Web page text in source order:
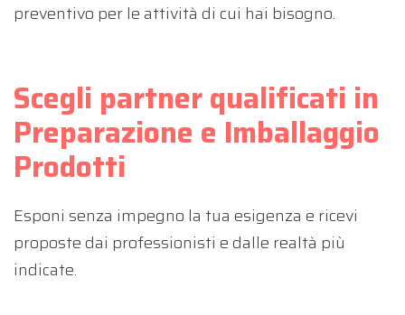
preventivo per le attività di cui hai bisogno.
Scegli partner qualificati in
Preparazione e Imballaggio
Prodotti
Esponi senza impegno la tua esigenza e ricevi
proposte dai professionisti e dalle realtà più
indicate.